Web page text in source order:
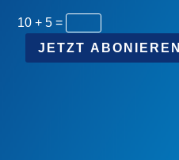
10 + 5 =
JETZT ABONIEREN